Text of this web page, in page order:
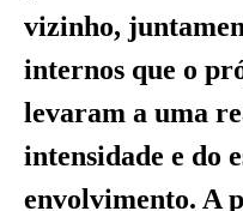
vizinho,
internos que o
levaram a uma
intensidade e do
envolvimento. A